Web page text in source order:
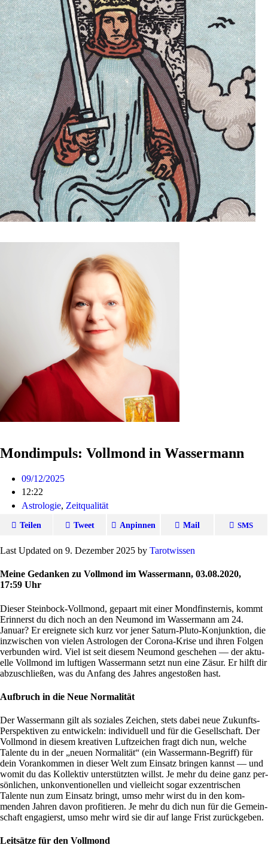
Mondimpuls: Vollmond in Wassermann
09/12/2025
12:22
Astrologie, Zeitqualität
Teilen Tweet Anpinnen Mail SMS
Last Updated on 9. Dezember 2025 by Tarot­wissen
Meine Gedanken zu Vollmond im Wassermann, 03.08.2020,
17:59 Uhr
Dieser Stein­bock-Voll­mond, gepaart mit einer Mond­fin­sternis, kommt
Erin­nerst du dich noch an den Neu­mond im Was­ser­mann am 24.
Januar? Er ereig­nete sich kurz vor jener Saturn-Pluto-Kon­junk­tion, die
inzwi­schen von vielen Astro­logen der Corona-Krise und ihren Folgen
ver­bunden wird. Viel ist seit diesem Neu­mond geschehen — der aktu­
elle Voll­mond im luf­tigen Was­ser­mann setzt nun eine Zäsur. Er hilft dir
abzu­schließen, was du Anfang des Jahres ange­stoßen hast.
Aufbruch in die Neue Normalität
Der Was­ser­mann gilt als soziales Zei­chen, stets dabei neue Zukunfts-
Per­spek­tiven zu ent­wickeln: indi­vi­duell und für die Gesell­schaft. Der
Voll­mond in diesem krea­tiven Luft­zei­chen fragt dich nun, welche
Talente du in der „neuen Nor­ma­lität“ (ein Was­ser­mann-Begriff) für
dein Vor­an­kommen in dieser Welt zum Ein­satz bringen kannst — und
womit du das Kol­lektiv unter­stützten willst. Je mehr du deine ganz per­
sön­li­chen, unkon­ven­tio­nellen und viel­leicht sogar exzen­tri­schen
Talente nun zum Ein­satz bringt, umso mehr wirst du in den kom­
menden Jahren davon pro­fi­tieren. Je mehr du dich nun für die Gemein­
schaft enga­gierst, umso mehr wird sie dir auf lange Frist zurückgeben.
Leitsätze für den Vollmond